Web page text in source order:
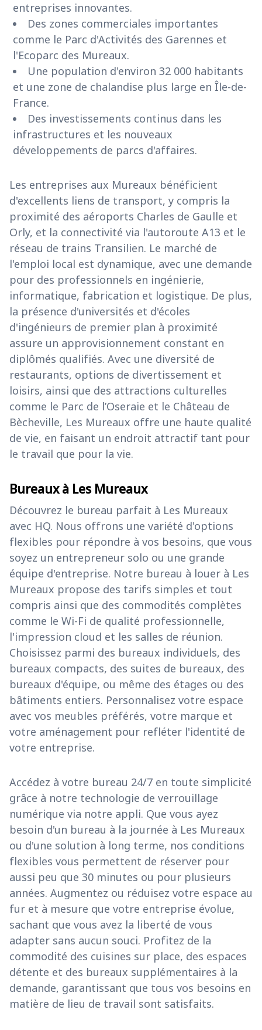
entreprises innovantes.
Des zones commerciales importantes
comme le Parc d'Activités des Garennes et
l'Ecoparc des Mureaux.
Une population d'environ 32 000 habitants
et une zone de chalandise plus large en Île-de-
France.
Des investissements continus dans les
infrastructures et les nouveaux
développements de parcs d'affaires.
Les entreprises aux Mureaux bénéficient
d'excellents liens de transport, y compris la
proximité des aéroports Charles de Gaulle et
Orly, et la connectivité via l'autoroute A13 et le
réseau de trains Transilien. Le marché de
l'emploi local est dynamique, avec une demande
pour des professionnels en ingénierie,
informatique, fabrication et logistique. De plus,
la présence d'universités et d'écoles
d'ingénieurs de premier plan à proximité
assure un approvisionnement constant en
diplômés qualifiés. Avec une diversité de
restaurants, options de divertissement et
loisirs, ainsi que des attractions culturelles
comme le Parc de l’Oseraie et le Château de
Bècheville, Les Mureaux offre une haute qualité
de vie, en faisant un endroit attractif tant pour
le travail que pour la vie.
Bureaux à Les Mureaux
Découvrez le bureau parfait à Les Mureaux
avec HQ. Nous offrons une variété d'options
flexibles pour répondre à vos besoins, que vous
soyez un entrepreneur solo ou une grande
équipe d'entreprise. Notre bureau à louer à Les
Mureaux propose des tarifs simples et tout
compris ainsi que des commodités complètes
comme le Wi-Fi de qualité professionnelle,
l'impression cloud et les salles de réunion.
Choisissez parmi des bureaux individuels, des
bureaux compacts, des suites de bureaux, des
bureaux d'équipe, ou même des étages ou des
bâtiments entiers. Personnalisez votre espace
avec vos meubles préférés, votre marque et
votre aménagement pour refléter l'identité de
votre entreprise.
Accédez à votre bureau 24/7 en toute simplicité
grâce à notre technologie de verrouillage
numérique via notre appli. Que vous ayez
besoin d'un bureau à la journée à Les Mureaux
ou d'une solution à long terme, nos conditions
flexibles vous permettent de réserver pour
aussi peu que 30 minutes ou pour plusieurs
années. Augmentez ou réduisez votre espace au
fur et à mesure que votre entreprise évolue,
sachant que vous avez la liberté de vous
adapter sans aucun souci. Profitez de la
commodité des cuisines sur place, des espaces
détente et des bureaux supplémentaires à la
demande, garantissant que tous vos besoins en
matière de lieu de travail sont satisfaits.